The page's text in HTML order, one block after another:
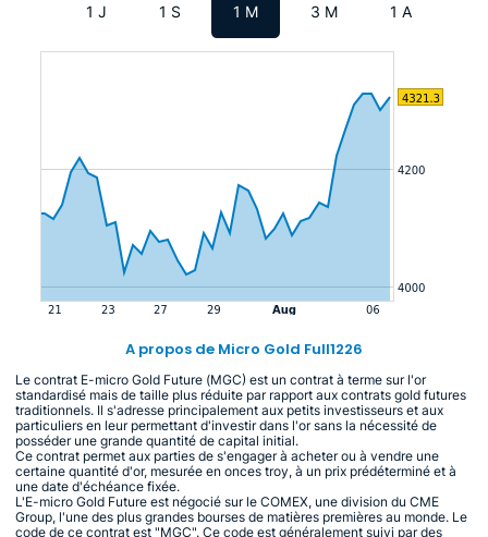
1 J 1 S 1 M 3 M 1 A
A propos de Micro Gold Full1226
Le contrat E-micro Gold Future (MGC) est un contrat à terme sur l'or
standardisé mais de taille plus réduite par rapport aux contrats gold futures
traditionnels. Il s'adresse principalement aux petits investisseurs et aux
particuliers en leur permettant d'investir dans l'or sans la nécessité de
posséder une grande quantité de capital initial.
Ce contrat permet aux parties de s'engager à acheter ou à vendre une
certaine quantité d'or, mesurée en onces troy, à un prix prédéterminé et à
une date d'échéance fixée.
L'E-micro Gold Future est négocié sur le COMEX, une division du CME
Group, l'une des plus grandes bourses de matières premières au monde. Le
code de ce contrat est "MGC". Ce code est généralement suivi par des